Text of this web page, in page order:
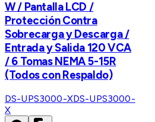
W / Pantalla LCD /
Protección Contra
Sobrecarga y Descarga /
Entrada y Salida 120 VCA
/ 6 Tomas NEMA 5-15R
(Todos con Respaldo)
DS-UPS3000-XDS-UPS3000-
X